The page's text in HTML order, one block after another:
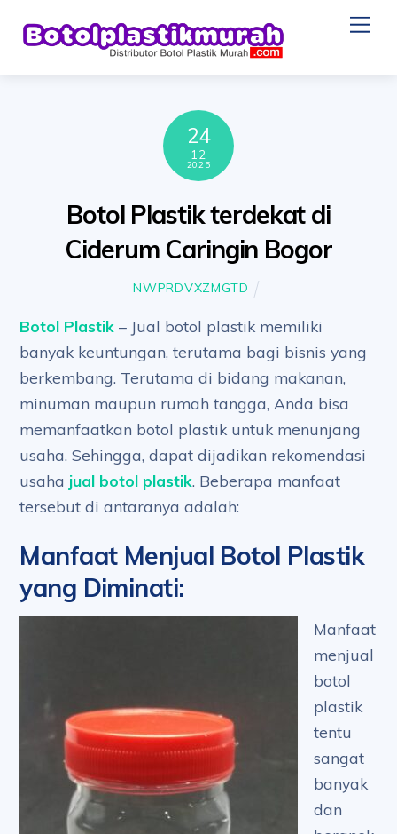
24
12
2025
Botol Plastik terdekat di
Ciderum Caringin Bogor
NWPRDVXZMGTD
Botol Plastik – Jual botol plastik memiliki
banyak keuntungan, terutama bagi bisnis yang
berkembang. Terutama di bidang makanan,
minuman maupun rumah tangga, Anda bisa
memanfaatkan botol plastik untuk menunjang
usaha. Sehingga, dapat dijadikan rekomendasi
usaha jual botol plastik. Beberapa manfaat
tersebut di antaranya adalah:
Manfaat Menjual Botol Plastik
yang Diminati:
Manfaat
menjual
botol
plastik
tentu
sangat
banyak
dan